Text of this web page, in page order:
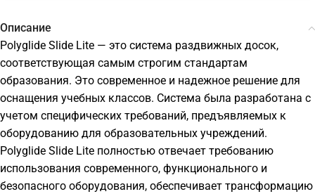
Описание
Polyglide Slide Lite — это система раздвижных досок,
соответствующая самым строгим стандартам
образования. Это современное и надежное решение для
оснащения учебных классов. Система была разработана с
учетом специфических требований, предъявляемых к
оборудованию для образовательных учреждений.
Polyglide Slide Lite полностью отвечает требованию
использования современного, функционального и
безопасного оборудования, обеспечивает трансформацию